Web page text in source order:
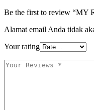
Be the first to review “MY
Alamat email Anda tidak
Your rating